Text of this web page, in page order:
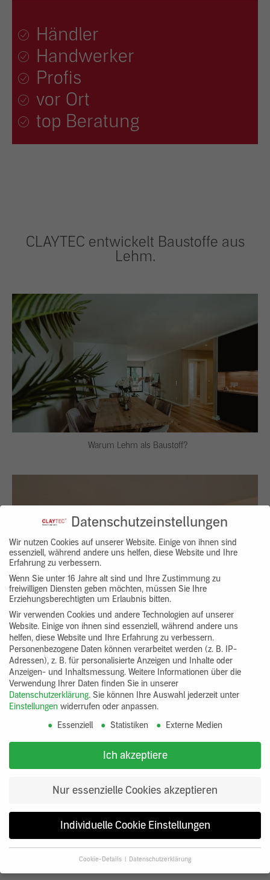
Händler
Handwerker
Profis
vor Ort
top Beratung
CLAYTEC entwickelt Baustoffe aus
Lehm.
Warum Lehm als Baustoff?
Typisch Lehm: Raumklima und Baubiologie
Datenschutzeinstellungen
Wir nutzen Cookies auf unserer Website. Einige von ihnen sind
essenziell, während andere uns helfen, diese Website und Ihre
Erfahrung zu verbessern.
Wenn Sie unter 16 Jahre alt sind und Ihre Zustimmung zu
freiwilligen Diensten geben möchten, müssen Sie Ihre
Erziehungsberechtigten um Erlaubnis bitten.
Wir verwenden Cookies und andere Technologien auf unserer
Website. Einige von ihnen sind essenziell, während andere uns
helfen, diese Website und Ihre Erfahrung zu verbessern.
Personenbezogene Daten können verarbeitet werden (z. B. IP-
Adressen), z. B. für personalisierte Anzeigen und Inhalte oder
Anzeigen- und Inhaltsmessung. Weitere Informationen über die
Verwendung Ihrer Daten finden Sie in unserer
Datenschutzerklärung. Sie können Ihre Auswahl jederzeit unter
Einstellungen widerrufen oder anpassen.
Essenziell
Statistiken Externe Medien
Ich akzeptiere
Nur essenzielle Cookies akzeptieren
Individuelle Cookie Einstellungen
Cookie-Details Datenschutzerklärung
Datenschutzeinstellungen